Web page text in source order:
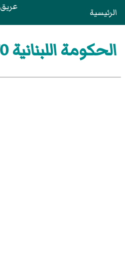
الرئيسية عريق
الحكومة اللبنانية 70 (تموز 2008)